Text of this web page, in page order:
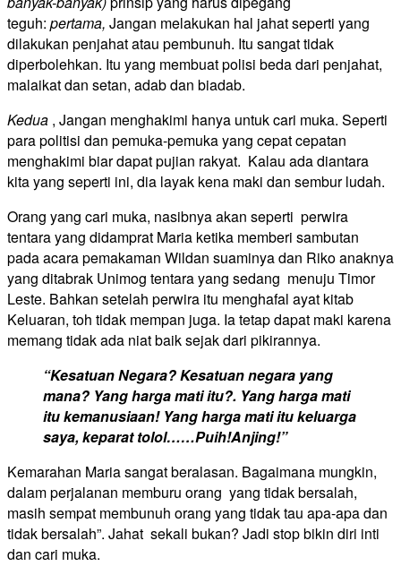
teguh: pertama, Jangan melakukan hal jahat seperti yang
dilakukan penjahat atau pembunuh. Itu sangat tidak
diperbolehkan. Itu yang membuat polisi beda dari penjahat,
malaikat dan setan, adab dan biadab.
Kedua , Jangan menghakimi hanya untuk cari muka. Seperti
para politisi dan pemuka-pemuka yang cepat cepatan
menghakimi biar dapat pujian rakyat. Kalau ada diantara
kita yang seperti ini, dia layak kena maki dan sembur ludah.
Orang yang cari muka, nasibnya akan seperti perwira
tentara yang didamprat Maria ketika memberi sambutan
pada acara pemakaman Wildan suaminya dan Riko anaknya
yang ditabrak Unimog tentara yang sedang menuju Timor
Leste. Bahkan setelah perwira itu menghafal ayat kitab
Keluaran, toh tidak mempan juga. Ia tetap dapat maki karena
memang tidak ada niat baik sejak dari pikirannya.
“Kesatuan Negara? Kesatuan negara yang
mana? Yang harga mati itu?. Yang harga mati
itu kemanusiaan! Yang harga mati itu keluarga
saya, keparat tolol……Puih!Anjing!”
Kemarahan Maria sangat beralasan. Bagaimana mungkin,
dalam perjalanan memburu orang yang tidak bersalah,
masih sempat membunuh orang yang tidak tau apa-apa dan
tidak bersalah”. Jahat sekali bukan? Jadi stop bikin diri inti
dan cari muka.